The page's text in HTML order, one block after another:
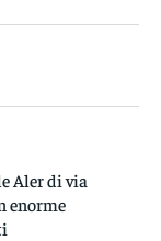
Aler di via
enorme